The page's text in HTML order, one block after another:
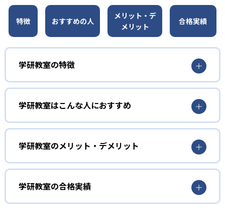
特徴 おすすめの人
メリット・デ
メリット
合格実績
学研教室の特徴
01
3歳から高校生まで「無学年方式」で個別指導
学研教室は、0･1･2歳から高校生までを対象として個別指導
解度を最優先して学習を進める「無学年方式」を採用して
いることが特徴だ。この「無学年方式」では、生徒が個々
のペースで学習することができるため、一度立ち止まって
わからないところをしっかり学習したり、余裕がある場合
はどんどん先取り学習を進めたりすることも可能である。
02
学研教室はこんな人におすすめ
勉強全体の底力を上げたい人向け
学研教室は、生徒の「わかった！」を重視する形で個別指
導を行っている。無理なく学習を進められるよう「無学年
方式」を採用しており、わからない問題がある場合は立ち
知識の量などで測りやすい「見える力」だけでなく、学習
学研教室のメリット・デメリット
学研教室の合格実績